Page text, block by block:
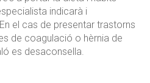
indicarà i
el cas de presentar trastorns
de coagulació o hèrnia de
es desaconsella.